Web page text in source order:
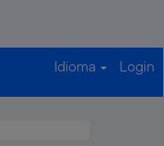
Idioma Login